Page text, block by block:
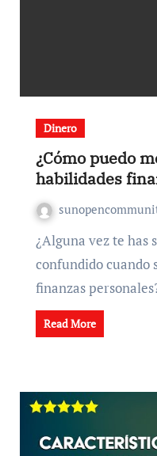
Dinero
¿Cómo puedo
habilidades
¿Alguna vez te has sentido perdido o
confundido cuando
finanzas
Read More